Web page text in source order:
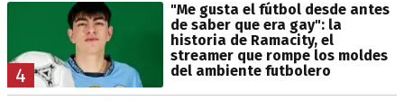
4
"Me gusta el fútbol desde antes
de saber que era gay": la
historia de Ramacity, el
streamer que rompe los moldes
del ambiente futbolero